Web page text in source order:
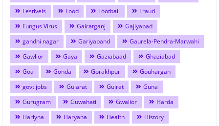
Festivels
Food Football
Fraud
Fungus Virus
Gairatganj
Gajiyabad
gandhi nagar
Gariyaband
Gaurela-Pendra-Marwahi
Gawlior
Gaya Gaziabaad
Ghaziabad
Goa
Gonda Gorakhpur
Gouhargan
govt.jobs
Gujarat Gujrat
Guna
Gurugram
Guwahati Gwalior
Harda
Hariyna
Haryana Health
History